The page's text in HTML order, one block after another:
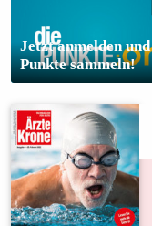
Jetzt anmelden und
Punkte sammeln!